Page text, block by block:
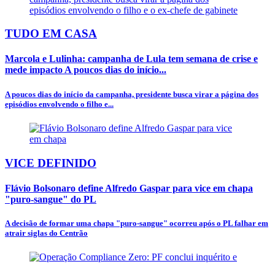
TUDO EM CASA
Marcola e Lulinha: campanha de Lula tem semana de crise e
mede impacto A poucos dias do início...
A poucos dias do início da campanha, presidente busca virar a página dos
episódios envolvendo o filho e...
VICE DEFINIDO
Flávio Bolsonaro define Alfredo Gaspar para vice em chapa
"puro-sangue" do PL
A decisão de formar uma chapa "puro-sangue" ocorreu após o PL falhar em
atrair siglas do Centrão